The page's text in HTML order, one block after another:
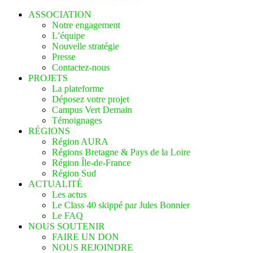
ASSOCIATION
Notre engagement
L’équipe
Nouvelle stratégie
Presse
Contactez-nous
PROJETS
La plateforme
Déposez votre projet
Campus Vert Demain
Témoignages
RÉGIONS
Région AURA
Régions Bretagne & Pays de la Loire
Région Île-de-France
Région Sud
ACTUALITÉ
Les actus
Le Class 40 skippé par Jules Bonnier
Le FAQ
NOUS SOUTENIR
FAIRE UN DON
NOUS REJOINDRE